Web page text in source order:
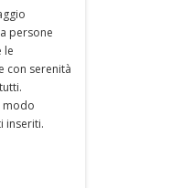
persone
le
con serenità
modo
inseriti.